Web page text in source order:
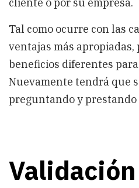
cliente o por su empresa.
Tal como ocurre con las
ventajas más
beneficios diferentes
Nuevamente tendrá que
preguntando y
Validación